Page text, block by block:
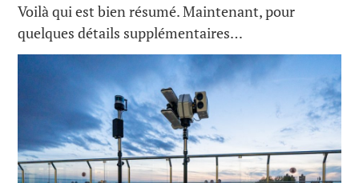
Voilà qui est bien résumé. Maintenant, pour
quelques détails supplémentaires…